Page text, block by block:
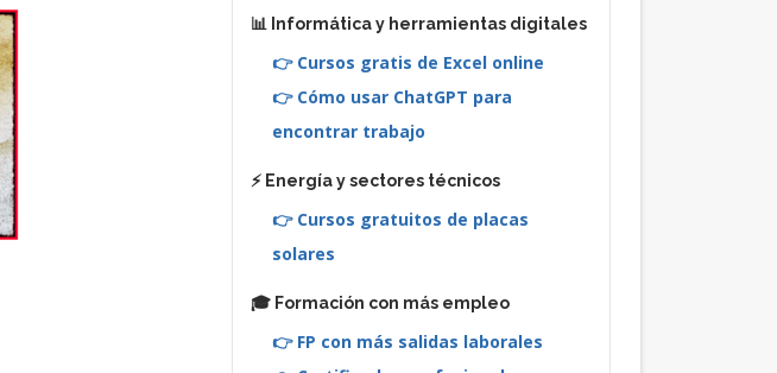
📊 Informática y herramientas digitales
👉 Cursos gratis de Excel online
👉 Cómo usar ChatGPT para
encontrar trabajo
⚡ Energía y sectores técnicos
👉 Cursos gratuitos de placas
solares
🎓 Formación con más empleo
👉 FP con más salidas laborales